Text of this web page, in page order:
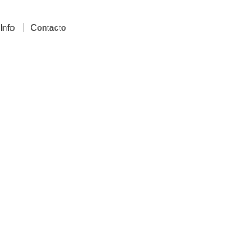
Info Contacto